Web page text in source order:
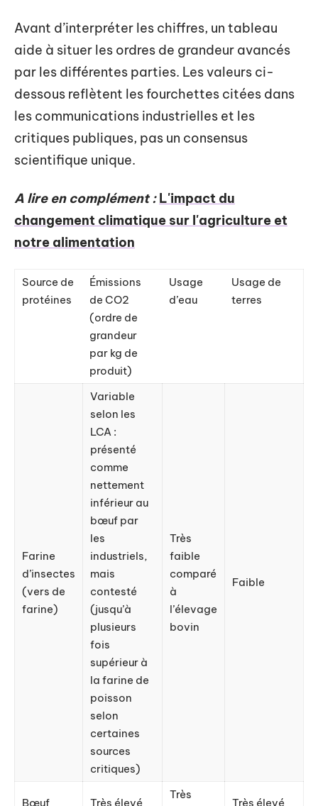
Avant d’interpréter les chiffres, un tableau
aide à situer les ordres de grandeur avancés
par les différentes parties. Les valeurs ci-
dessous reflètent les fourchettes citées dans
les communications industrielles et les
critiques publiques, pas un consensus
scientifique unique.
A lire en complément : L'impact du
changement climatique sur l'agriculture et
notre alimentation
Source de
protéines
Émissions
de CO2
(ordre de
grandeur
par kg de
produit)
Usage
d’eau
Usage de
terres
Farine
d’insectes
(vers de
farine)
Variable
selon les
LCA :
présenté
comme
nettement
inférieur au
bœuf par
les
industriels,
mais
contesté
(jusqu’à
plusieurs
fois
supérieur à
la farine de
poisson
selon
certaines
sources
critiques)
Très
faible
comparé
à
l’élevage
bovin
Faible
Bœuf Très élevé
Très
Très élevé